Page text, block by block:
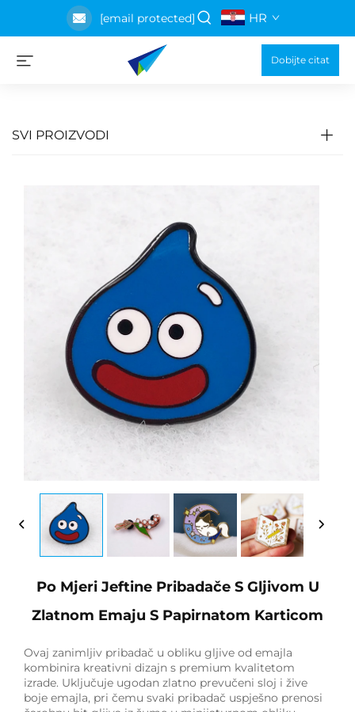
[email protected] HR
Dobijte citat
SVI PROIZVODI
Po Mjeri Jeftine Pribadače S Gljivom U
Zlatnom Emaju S Papirnatom Karticom
Ovaj zanimljiv pribadač u obliku gljive od emajla
kombinira kreativni dizajn s premium kvalitetom
izrade. Uključuje ugodan zlatno prevučeni sloj i žive
boje emajla, pri čemu svaki pribadač uspješno prenosi